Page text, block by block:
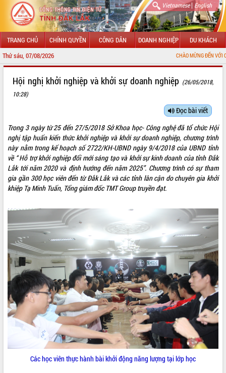
Vietnamese| English
TRANG CHỦ CHÍNH QUYỀN CÔNG DÂN DOANH NGHIỆP DU KHÁCH
Thứ sáu, 07/08/2026 CHÀO MỪNG ĐẾN VỚI CỔNG
LÃNH ĐẠO UBND TỈNH
SỞ, BAN, NGÀNH
UBND CÁC XÃ, PHƯỜNG
THÔNG TIN CHỈ ĐẠO ĐIỀU HÀNH
VĂN BẢN HĐND TỈNH
ĐIỂM TIN VĂN BẢN
QUY HOẠCH - KẾ HOẠCH
Hội nghị khởi nghiệp và khởi sự doanh nghiệp (26/05/2018,
10:28)
Đọc bài viết
Trong 3 ngày từ 25 đến 27/5/2018 Sở Khoa học- Công nghệ đã tổ chức Hội
nghị tập huấn kiến thức khởi nghiệp và khởi sự doanh nghiệp, chương trình
này nằm trong kế hoạch số 2722/KH-UBND ngày 9/4/2018 của UBND tỉnh
về “ Hỗ trợ khởi nghiệp đổi mới sáng tạo và khởi sự kinh doanh của tỉnh Đắk
Lắk tới năm 2020 và định hướng đến năm 2025”. Chương trình có sự tham
gia gần 300 học viên đến từ Đắk Lắk và các tỉnh lân cận do chuyên gia khởi
khiệp Tạ Minh Tuấn, Tổng giám đốc TMT Group truyền đạt.
Các học viên thực hành bài khởi động năng lượng tại lớp học